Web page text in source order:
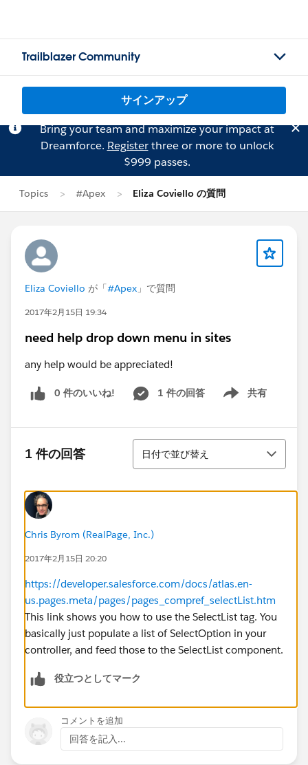
Trailblazer Community
サインアップ
Bring your team and maximize your impact at
Dreamforce. Registerthree or more to unlock
$999 passes.
Topics #Apex Eliza Coviello の質問
Eliza Coviello が「#Apex 」で質問
2017年2月15日 19:34
need help drop down menu in sites
any help would be appreciated!
0 件のいいね! 1 件の回答 共有
Show menu
1 件の回答
並び替え
日付で並び替え
Chris Byrom (RealPage, Inc.)
2017年2月15日 20:20
https://developer.salesforce.com/docs/atlas.en-
us.pages.meta/pages/pages_compref_selectList.htm
This link shows you how to use the SelectList tag. You
basically just populate a list of SelectOption in your
controller, and feed those to the SelectList component.
役立つとしてマーク
コメントを追加
回答を記入...